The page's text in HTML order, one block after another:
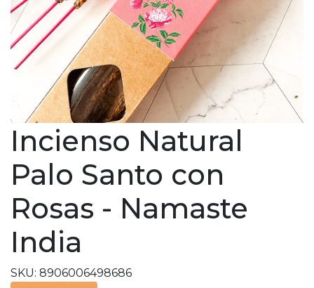
Incienso Natural
Palo Santo con
Rosas - Namaste
India
SKU: 8906006498686